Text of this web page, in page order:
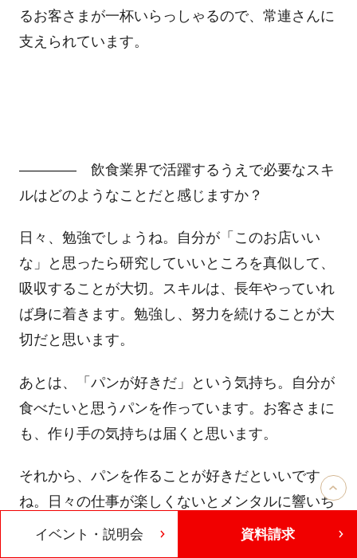
るお客さまが一杯いらっしゃるので、常連さんに
支えられています。
―――― 飲食業界で活躍するうえで必要なスキ
ルはどのようなことだと感じますか？
日々、勉強でしょうね。自分が「このお店いい
な」と思ったら研究していいところを真似して、
吸収することが大切。スキルは、長年やっていれ
ば身に着きます。勉強し、努力を続けることが大
切だと思います。
あとは、「パンが好きだ」という気持ち。自分が
食べたいと思うパンを作っています。お客さまに
も、作り手の気持ちは届くと思います。
それから、パンを作ることが好きだといいです
ね。日々の仕事が楽しくないとメンタルに響いち
ゃいます。パン屋さんは朝が早いので、生活のリ
イベント・説明会 資料請求